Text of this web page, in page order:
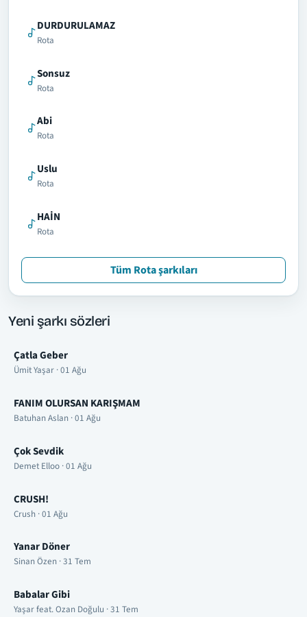
DURDURULAMAZ
Rota
Sonsuz
Rota
Abi
Rota
Uslu
Rota
HAİN
Rota
Tüm Rota şarkıları
Yeni şarkı sözleri
Çatla Geber
Ümit Yaşar · 01 Ağu
FANIM OLURSAN KARIŞMAM
Batuhan Aslan · 01 Ağu
Çok Sevdik
Demet Elloo · 01 Ağu
CRUSH!
Crush · 01 Ağu
Yanar Döner
Sinan Özen · 31 Tem
Babalar Gibi
Yaşar feat. Ozan Doğulu · 31 Tem